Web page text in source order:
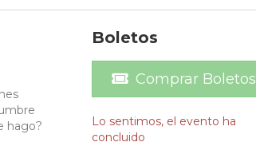
hago?
Boletos
Comprar Boletos
Lo sentimos, el evento ha
concluido